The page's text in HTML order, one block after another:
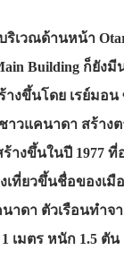
เวณด้านหน้า
Building ก็ยัง
างขึ้นโดย เรย์มอน
าวแคนาดา สร้าง
างขึ้นในปี 1977 ที่
เที่ยวขึ้นชื่อของเมื
าดา ตัวเรือนทำจ
เมตร หนัก 1.5 ตั